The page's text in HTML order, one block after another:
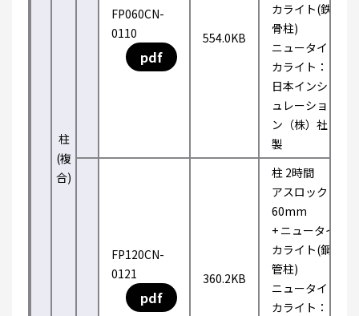
柱
(複
合)
FP060CN-
0110
pdf
554.0KB
カライト(鉄
骨柱)
ニュータイ
カライト：
日本インシ
ュレーショ
ン（株）社
製
FP120CN-
0121
pdf
360.2KB
柱 2時間
アスロック
60mm
+ ニュータイ
カライト(鋼
管柱)
ニュータイ
カライト：